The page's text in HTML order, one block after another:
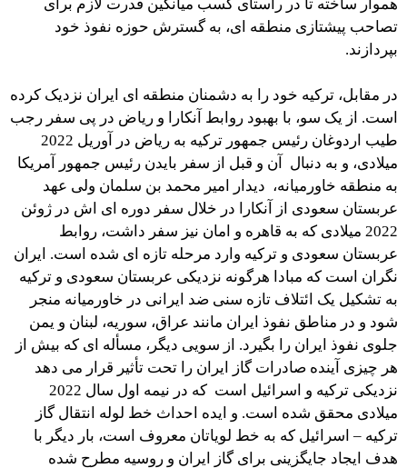
هموار ساخته تا در راستای کسب میانگین قدرت لازم برای
تصاحب پیشتازی منطقه ای، به گسترش حوزه نفوذ خود
بپردازند.
در مقابل، ترکیه خود را به دشمنان منطقه ای ایران نزدیک کرده
است. از یک سو، با بهبود روابط آنکارا و ریاض در پی سفر رجب
طیب اردوغان رئیس جمهور ترکیه به ریاض در آوریل 2022
میلادی، و به دنبال آن و قبل از سفر بایدن رئیس جمهور آمريكا
به منطقه خاورمیانه، دیدار امیر محمد بن سلمان ولی عهد
عربستان سعودی از آنکارا در خلال سفر دوره ای اش در ژوئن
2022 میلادی که به قاهره و امان نیز سفر داشت، روابط
عربستان سعودی و ترکیه وارد مرحله تازه ای شده است. ایران
نگران است که مبادا هرگونه نزدیکی عربستان سعودی و ترکیه
به تشکیل یک ائتلاف تازه سنی ضد ایرانی در خاورمیانه منجر
شود و در مناطق نفوذ ایران مانند عراق، سوریه، لبنان و یمن
جلوی نفوذ ایران را بگیرد. از سویی دیگر، مسأله ای که بیش از
هر چیزی آینده صادرات گاز ایران را تحت تأثیر قرار می دهد
نزدیکی ترکیه و اسرائیل است که در نیمه اول سال 2022
میلادی محقق شده است. و ایده احداث خط لوله انتقال گاز
ترکیه – اسرائیل که به خط لویاتان معروف است، بار دیگر با
هدف ایجاد جایگزینی برای گاز ایران و روسیه مطرح شده